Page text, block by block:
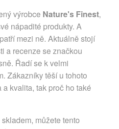
výrobce Nature's Finest,
nápadité produkty. A
mezi ně. Aktuálně stojí
a recenze se značkou
Řadí se k velmi
Zákazníky těší u tohoto
kvalita, tak proč ho také
můžete tento